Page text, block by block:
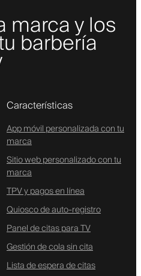
marca y los
barbería
Características
App móvil personalizada con tu
marca
Sitio web personalizado con tu
marca
TPV y pagos en línea
Quiosco de auto-registro
Panel de citas para TV
Gestión de cola sin cita
Lista de espera de citas